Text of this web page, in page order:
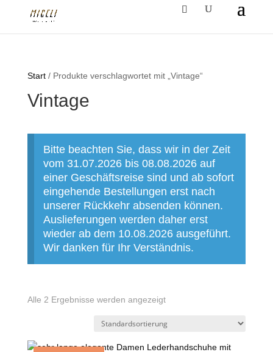
Start/ Produkte verschlagwortet mit „Vintage“
Vintage
Bitte beachten Sie, dass wir in der Zeit
vom 31.07.2026 bis 08.08.2026 auf
einer Geschäftsreise sind und ab sofort
eingehende Bestellungen erst nach
unserer Rückkehr absenden können.
Auslieferungen werden daher erst
wieder ab dem 10.08.2026 ausgeführt.
Wir danken für Ihr Verständnis.
Alle 2 Ergebnisse werden angezeigt